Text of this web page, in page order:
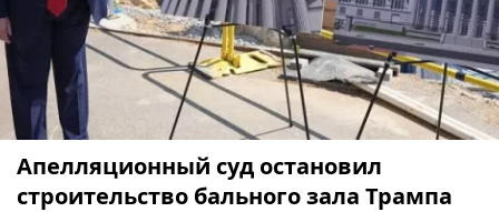
Апелляционный суд остановил
строительство бального зала Трампа